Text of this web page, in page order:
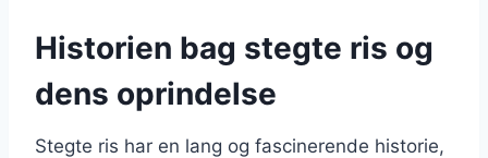
Historien bag stegte ris og
dens oprindelse
Stegte ris har en lang og fascinerende historie,